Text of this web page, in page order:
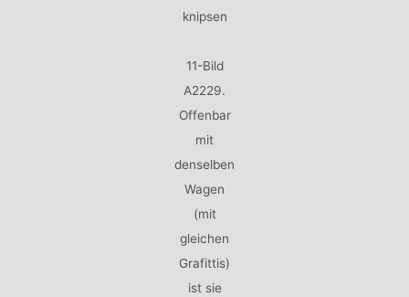
knipsen
11-Bild
A2229.
Offenbar
mit
denselben
Wagen
(mit
gleichen
Grafittis)
ist sie